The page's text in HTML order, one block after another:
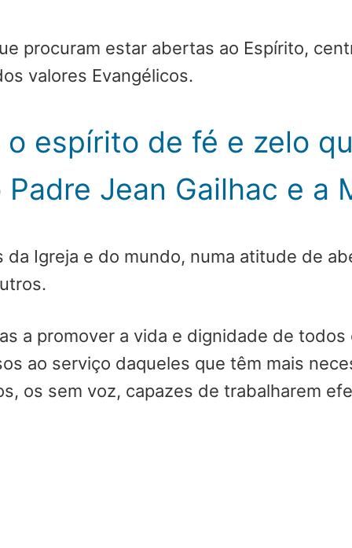
procuram estar abertas ao Espírito,
valores Evangélicos.
espírito de fé e zelo
Jean Gailhac e a
Igreja e do mundo, numa atitude de
a promover a vida e dignidade de
ao serviço daqueles que têm mais
os sem voz, capazes de trabalharem